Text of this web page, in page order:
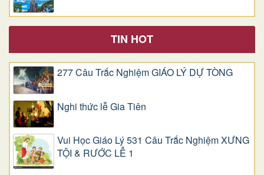
TIN HOT
277 Câu Trắc Nghiệm GIÁO LÝ DỰ TÒNG
Nghi thức lễ Gia Tiên
Vui Học Giáo Lý 531 Câu Trắc Nghiệm XƯNG
TỘI & RƯỚC LỄ 1